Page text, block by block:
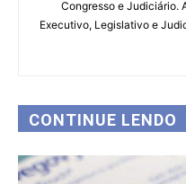
Congresso e Judiciário.
Executivo, Legislativo e
CONTINUE LENDO